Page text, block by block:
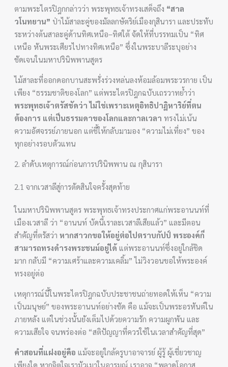
ตามพระไตรปิฎกกล่าวว่า พระพุทธเจ้าทรงเสด็จถึง “สาล
วโนทยาน” ป่าไม้สาละคู่ของมัลลกษัตริย์เมืองกุสินารา และประทับ
ระหว่างต้นสาละคู่ด้านทิศเหนือ–ทิศใต้ จัดให้ที่บรรทมเป็น “ทิศ
เหนือ หันพระเศียรไปทางทิศเหนือ” ซึ่งในพระบาลีระบุอย่าง
ชัดเจนในมหาปรินิพพานสูตร
ไม้สาละที่ออกดอกบานสะพรั่งร่วงหล่นลงห้อมล้อมพระวรกาย เป็น
เพียง “ธรรมชาติของโลก” แต่พระไตรปิฎกฉบับเถรวาทย้ำว่า
พระพุทธเจ้าตรัสชัดว่า ไม่ใช่เพราะเหตุอิทธิปาฏิหาริย์ที่ตน
ต้องการ แต่เป็นธรรมดาของโลกและกาลเวลา ทรงไม่เน้น
ความอัศจรรย์ภายนอก แต่ชี้ให้กลับมามอง “ความไม่เที่ยง” ของ
ทุกอย่างรอบตัวแทน
2. ลำดับเหตุการณ์ก่อนการปรินิพพาน ณ กุสินารา
2.1 จากเวสาลีสู่การตัดสินใจครั้งสุดท้าย
ในมหาปรินิพพานสูตร พระพุทธเจ้าทรงประกาศแก่พระอานนท์ที่
เมืองเวสาลี ว่า “อานนท์ บัดนี้เราละเวสาลีเสียแล้ว” และมีตอน
สำคัญที่ตรัสว่าหากสาวกขอให้อยู่ต่อไปตราบกัปป์ พระองค์ก็
สามารถทรงดำรงพระชนม์อยู่ได้ แต่พระอานนท์ซึ่งอยู่ใกล้ชิด
มาก กลับมี “ความเศร้าและความเคลิ้ม” ไม่วิงวอนขอให้พระองค์
ทรงอยู่ต่อ
เหตุการณ์นี้ในพระไตรปิฎกฉบับประชาชนถ่ายทอดให้เห็น “ความ
เป็นมนุษย์” ของพระอานนท์อย่างชัด คือ แม้จะเป็นพระอรหันต์ใน
ภายหลัง แต่ในช่วงนั้นยังเต็มไปด้วยความรัก ความผูกพัน และ
ความเสียใจ จนพร่องต่อ “สติปัญญาที่ควรใช้ในเวลาสำคัญที่สุด”
คำสอนที่แฝงอยู่คือ แม้จะอยู่ใกล้ครูบาอาจารย์ ผู้รู้ ผู้เชี่ยวชาญ
เพียงใด หากจิตใจเรามัวเมาในอารมณ์ เราอาจ “พลาดโอกาส